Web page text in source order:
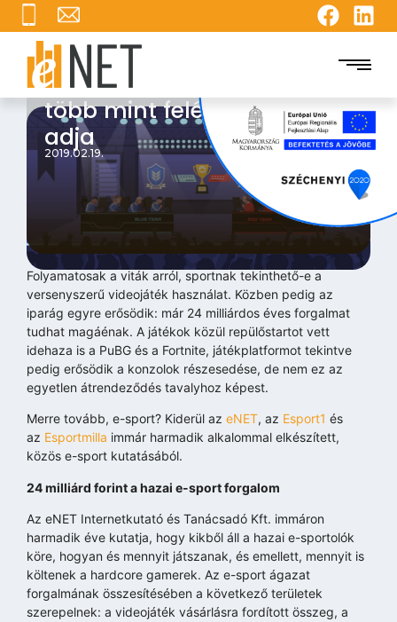
A magyar videojáték piac
több mint felét az e-sport
adja
2019.02.19.
Folyamatosak a viták arról, sportnak tekinthető-e a
versenyszerű videojáték használat. Közben pedig az
iparág egyre erősödik: már 24 milliárdos éves forgalmat
tudhat magáénak. A játékok közül repülőstartot vett
idehaza is a PuBG és a Fortnite, játékplatformot tekintve
pedig erősödik a konzolok részesedése, de nem ez az
egyetlen átrendeződés tavalyhoz képest.
Merre tovább, e-sport? Kiderül az eNET, az Esport1 és
az Esportmilla immár harmadik alkalommal elkészített,
közös e-sport kutatásából.
24 milliárd forint a hazai e-sport forgalom
Az eNET Internetkutató és Tanácsadó Kft. immáron
harmadik éve kutatja, hogy kikből áll a hazai e-sportolók
köre, hogyan és mennyit játszanak, és emellett, mennyit is
költenek a hardcore gamerek. Az e-sport ágazat
forgalmának összesítésében a következő területek
szerepelnek: a videojáték vásárlásra fordított összeg, a